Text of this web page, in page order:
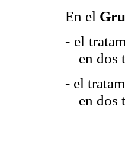
En el
- el
en dos
- el
en dos